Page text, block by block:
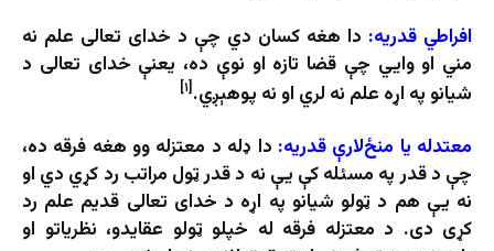
افراطي قدریه: دا هغه کسان دي چې د خدای تعالی علم نه
مني او وایي چې قضا تازه او نوې ده، یعنې خدای تعالی د
شیانو په اړه علم نه لري او نه پوهېږي. [۱]
معتدله یا منځ‌لارې قدریه: دا ډله د معتزله­ وو هغه فرقه ده،
چې د قدر په مسئله کې یې نه د قدر ټول مراتب رد کړي دي او
نه یې هم د ټولو شیانو په اړه د خدای تعالی قدیم علم رد
کړی دی. د معتزله فرقه له خپلو ټولو عقایدو، نظریاتو او